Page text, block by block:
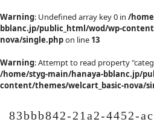
Warning: Undefined array key 0 in /
bblanc.jp/public_html/wod/wp-
nova/single.phpon line 13
Warning: Attempt to read property
/home/styg-main/hanaya-bblanc.jp/
content/themes/welcart_basic-nova/
83bbb842-21a2-4452-